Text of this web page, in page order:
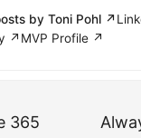
by Toni Pohl ↗
↗ MVP Profile ↗
365